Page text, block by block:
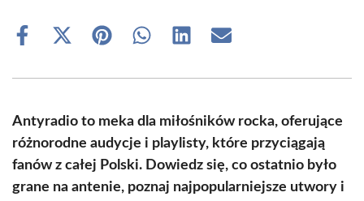
Share
Share
(Twitter)
Share Share Share Share
Antyradio to meka dla miłośników rocka, oferujące
różnorodne audycje i playlisty, które przyciągają
fanów z całej Polski. Dowiedz się, co ostatnio było
grane na antenie, poznaj najpopularniejsze utwory i